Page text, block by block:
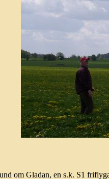
om Gladan, en s.k. S1